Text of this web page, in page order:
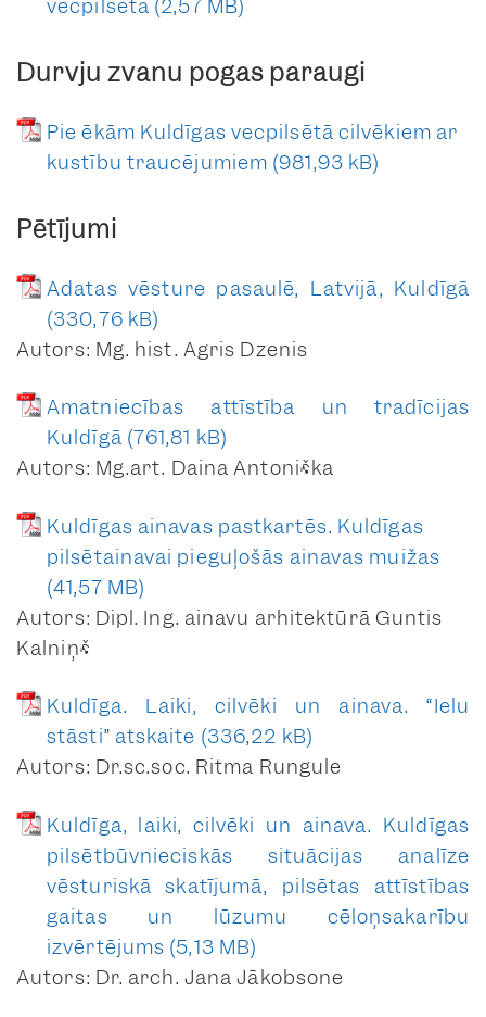
aizsardzības zonu visos Kuldīgas
novada plānošanas procesos
nodrošināt, ka visi attīstītāji un
parametrus un rekomendācijas.
Baznīcas iela 18
krāsu anketa
foto lapas
anketa
foto lapas
Baznīcas iela 20
krāsu anketa
foto lapas
Baznīcas iela 21
anketa
krāsu anketa
foto lapas
Baznīcas iela 21A
Baznīcas iela 22
anketa
foto lapas
Baznīcas iela 23
anketa
krāsu anketa
foto lapas
vecpilsētā
Durvju zvanu pogas paraugi
Pie ēkām Kuldīgas vecpilsētā cilvēkiem ar
kustību traucējumiem
Pētījumi
Adatas vēsture pasaulē, Latvijā, Kuldīgā
Autors: Mg. hist. Agris Dzenis
Amatniecības attīstība un tradīcijas
Kuldīgā
Autors: Mg.art. Daina Antoniška
Kuldīgas ainavas pastkartēs. Kuldīgas
pilsētainavai pieguļošās ainavas muižas
Autors: Dipl. Ing. ainavu arhitektūrā Guntis
Kalniņš
Kuldīga. Laiki, cilvēki un ainava. “Ielu
stāsti” atskaite
Autors: Dr.sc.soc. Ritma Rungule
Kuldīga, laiki, cilvēki un ainava. Kuldīgas
pilsētbūvnieciskās situācijas analīze
vēsturiskā skatījumā, pilsētas attīstības
gaitas un lūzumu cēloņsakarību
izvērtējums
Autors: Dr. arch. Jana Jākobsone